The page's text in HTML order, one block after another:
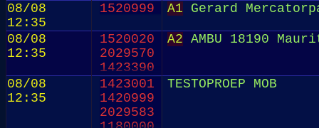
08/08
12:35
1520999 A1 Gerard
08/08
12:35
1520020
2029570
1423390
A2 AMBU 18190
08/08
12:35
1423001
1420999
2029583
TESTOPROEP MOB